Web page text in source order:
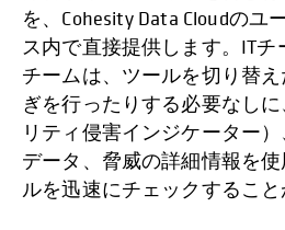
を、Cohesity Data Cloudのユ
ス内で直接提供します。ITチ
チームは、ツールを切り替
ぎを行ったりする必要なしに
リティ侵害インジケーター
データ、脅威の詳細情報を
ルを迅速にチェックすること